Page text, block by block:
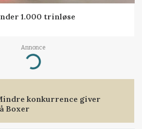
1.000 trinløse
Annonce
Loading...
konkurrence giver
Boxer